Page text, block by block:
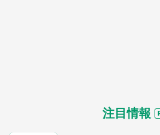
注目情報